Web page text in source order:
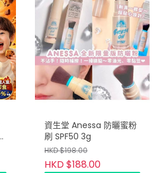
資生堂 Anessa 防曬蜜粉
刷 SPF50 3g
HKD $198.00
HKD $188.00